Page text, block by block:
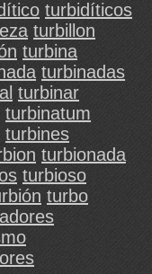
turbidíticos
turbillon
turbina
turbinadas
turbinar
turbinatum
turbines
turbionada
turbioso
turbo